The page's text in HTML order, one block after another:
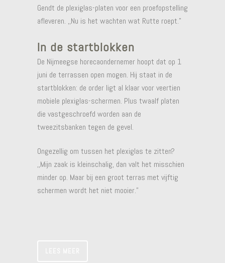
Gendt de plexiglas-platen voor een proefopstelling
afleveren. ,,Nu is het wachten wat Rutte roept.”
In de startblokken
De Nijmeegse horecaondernemer hoopt dat op 1
juni de terrassen open mogen. Hij staat in de
startblokken: de order ligt al klaar voor veertien
mobiele plexiglas-schermen. Plus twaalf platen
die vastgeschroefd worden aan de
tweezitsbanken tegen de gevel.
Ongezellig om tussen het plexiglas te zitten?
,,Mijn zaak is kleinschalig, dan valt het misschien
minder op. Maar bij een groot terras met vijftig
schermen wordt het niet mooier.”